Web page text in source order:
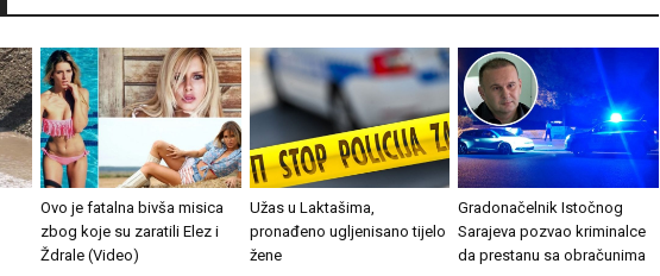
Ovo je fatalna bivša misica
zbog koje su zaratili Elez i
Ždrale (Video)
Užas u Laktašima,
pronađeno ugljenisano tijelo
žene
Gradonačelnik Istočnog
Sarajeva pozvao kriminalce
da prestanu sa obračunima